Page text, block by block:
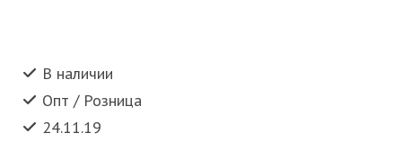
В наличии
Опт / Розница
24.11.19